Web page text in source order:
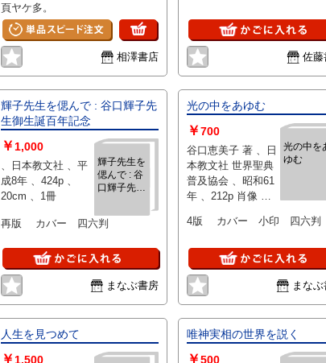
頁ヤケ多。
相澤書店 佐藤
輝子先生を偲んで : 谷口輝子先
生御生誕百年記念
輝子先生を
偲んで : 谷
口輝子先生
記念
￥1,000
、日本教文社 、平
成8年 、424p 、
20cm 、1冊
再版 カバー 四六判
まなぶ書房
光の中をあゆむ
光の中を
ゆむ
￥700
谷口恵美子 著 、日
本教文社 世界聖典
普及協会 、昭和61
年 、212p 肖像 、
4版 カバー 小印 四六判
まな
人生を見つめて
￥ 1,500
唯神実相の世界を説く
￥500